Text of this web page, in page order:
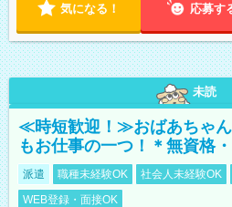
気になる！ 応募す
未読
≪時短歓迎！≫おばあちゃ
もお仕事の一つ！＊無資格
派遣 職種未経験OK 社会人未経験OK
WEB登録・面接OK